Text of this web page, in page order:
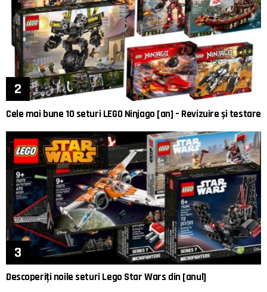
Cele mai bune 10 seturi LEGO Ninjago [an] – Revizuire și testare
Descoperiți noile seturi Lego Star Wars din [anul]